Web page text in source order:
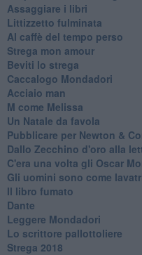
Assaggiare i libri
Littizzetto fulminata
Al caffè del tempo perso
Strega mon amour
Beviti lo strega
Caccalogo Mondadori
Acciaio man
M come Melissa
Un Natale da favola
Pubblicare per Newton &
Dallo Zecchino d'oro alla
C'era una volta gli Oscar
Gli uomini sono come
Il libro fumato
Dante
Leggere Mondadori
Lo scrittore pallottoliere
Strega 2018